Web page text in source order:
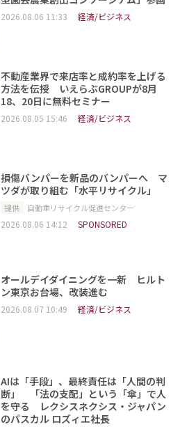
2026.08.06 11:33 経済/ビジネス
不動産業界で来店率と成約率を上げる
方法を伝授 いえらぶGROUPが8月
18、20日に無料セミナー
2026.08.05 15:46 経済/ビジネス
損傷バンパーを新品のバンパーへ マ
ツダが取り組む「水平リサイクル」
提供 自動車リサイクル促進センター
2026.08.06 14:12 SPONSORED
オールデイダイニングを一新 ヒルト
ン東京お台場、改装進む
2026.08.07 10:49 経済/ビジネス
AIは「手段」、最終責任は「人間の判
断」 「法の支配」という「傘」で人
を守る レクシスネクシス・ジャパン
のパスカル ロズィエ社長